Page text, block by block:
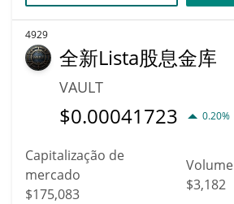
4929
全新Lista股息金库
VAULT
$0.00041723 0.20%
Capitalização de
mercado
$175,083
Volume
$3,182